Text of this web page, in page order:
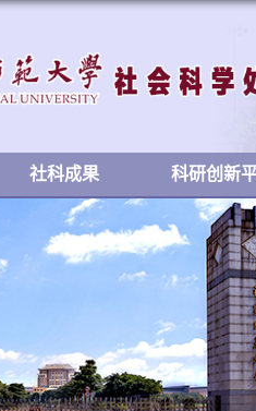
社科成果 科研创新